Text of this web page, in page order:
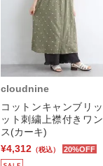
cloudnine
コットンキャンブリ
ット刺繍上襟付きワ
ス(カーキ)
¥4,312 （税込） 20%OFF